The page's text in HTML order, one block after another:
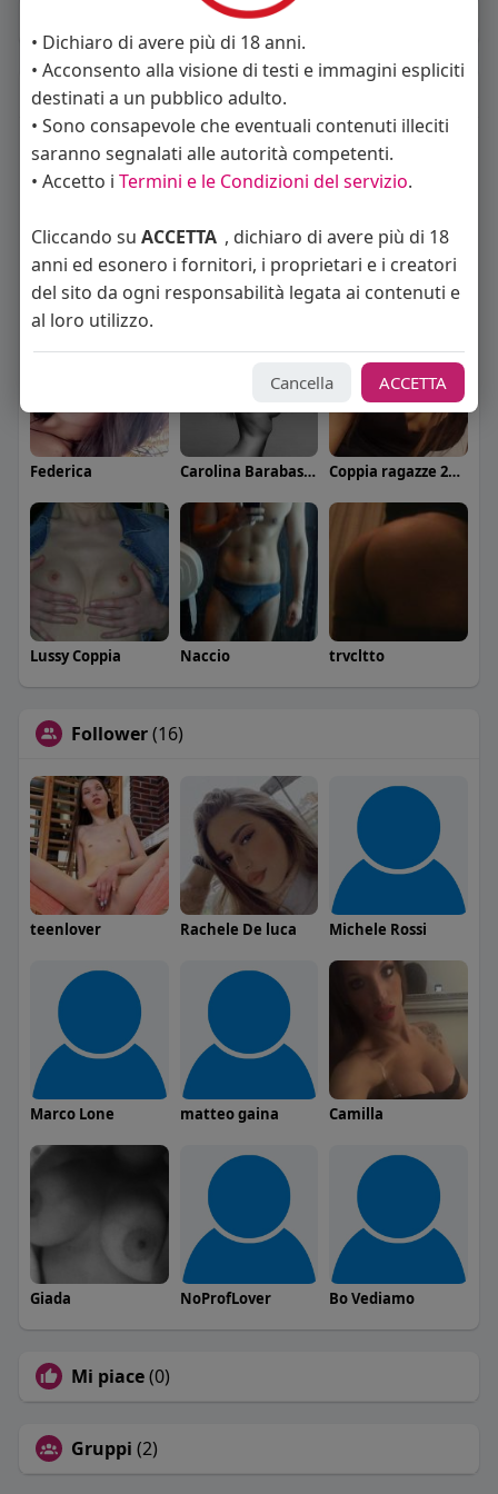
Seguiti(11)
Angelica Cattaneo callmevittoria Elisa Esposito
Federica Carolina Barabaschi Coppia ragazze 23 26 anni
Lussy Coppia Naccio trvcltto
Follower(16)
teenlover Rachele De luca Michele Rossi
Marco Lone matteo gaina Camilla
Giada NoProfLover Bo Vediamo
Mi piace(0)
Gruppi (2)
• Dichiaro di avere più di 18 anni.
• Acconsento alla visione di testi e immagini espliciti
destinati a un pubblico adulto.
• Sono consapevole che eventuali contenuti illeciti
saranno segnalati alle autorità competenti.
• Accetto i Termini e le Condizioni del servizio.
Cliccando su ACCETTA , dichiaro di avere più di 18
anni ed esonero i fornitori, i proprietari e i creatori
del sito da ogni responsabilità legata ai contenuti e
al loro utilizzo.
Cancella ACCETTA